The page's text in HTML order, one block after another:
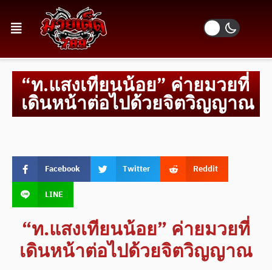
“ท.แสงเทียนน้อย” ค่ายมวยที่
เดินหน้าต่อไปด้วยจิตวิญญาณ
Facebook Twitter
Reddit
LINE
“ท.แสงเทียนน้อย” ค่ายมวยที่
เดินหน้าต่อไปด้วยจิตวิญญาณ